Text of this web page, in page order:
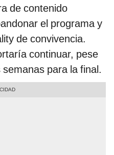
de contenido
el programa y
de convivencia.
continuar, pese
para la final.